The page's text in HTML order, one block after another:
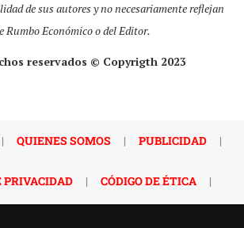
de sus autores y no necesariamente reflejan
Rumbo Económico o del Editor.
reservados © Copyrigth 2023
| QUIENES SOMOS | PUBLICIDAD |
PRIVACIDAD | CÓDIGO DE ÉTICA |